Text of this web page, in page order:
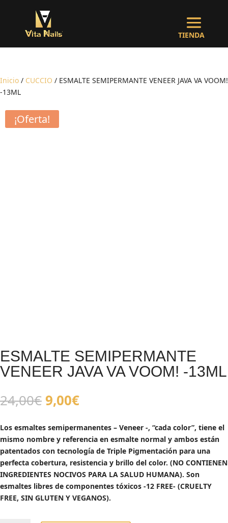
Inicio / CUCCIO / ESMALTE SEMIPERMANTE VENEER JAVA VA VOOM!
-13ML
¡Oferta!
ESMALTE SEMIPERMANTE
VENEER JAVA VA VOOM! -13ML
24,00€El
precio
original
era:
24,00€.
9,00€El
actual
es:
9,00€.
Los esmaltes semipermanentes – Veneer -, “cada color”, tiene el
mismo nombre y referencia en esmalte normal y ambos están
patentados con tecnología de Triple Pigmentación para una
perfecta cobertura, resistencia y brillo del color. (NO CONTIENEN
INGREDIENTES NOCIVOS PARA LA SALUD HUMANA). Son
esmaltes libres de componentes tóxicos -12 FREE- (CRUELTY
FREE, SIN GLUTEN Y VEGANOS).